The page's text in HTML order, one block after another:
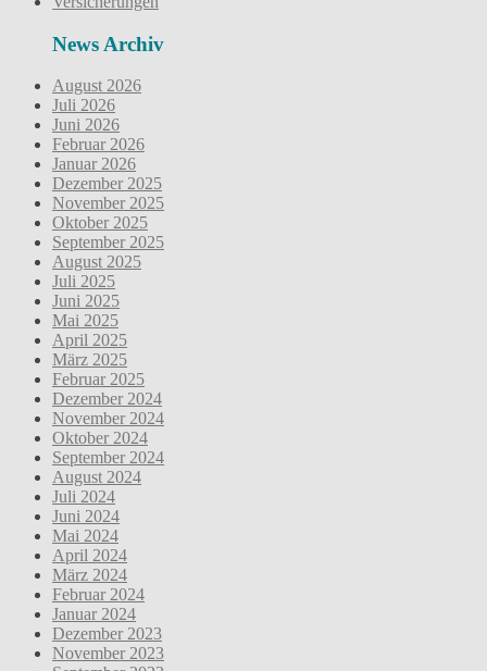
News Archiv
August 2026
Juli 2026
Juni 2026
Februar 2026
Januar 2026
Dezember 2025
November 2025
Oktober 2025
September 2025
August 2025
Juli 2025
Juni 2025
Mai 2025
April 2025
März 2025
Februar 2025
Dezember 2024
November 2024
Oktober 2024
September 2024
August 2024
Juli 2024
Juni 2024
Mai 2024
April 2024
März 2024
Februar 2024
Januar 2024
Dezember 2023
November 2023